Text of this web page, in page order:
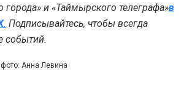
города» и «Таймырского телеграфа»в
. Подписывайтесь, чтобы всегда
событий.
Анна Левина